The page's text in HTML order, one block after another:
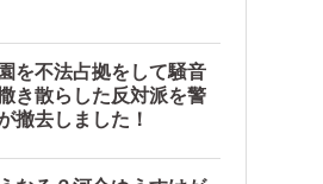
を不法占拠をして騒音
き散らした反対派を警
撤去しました！